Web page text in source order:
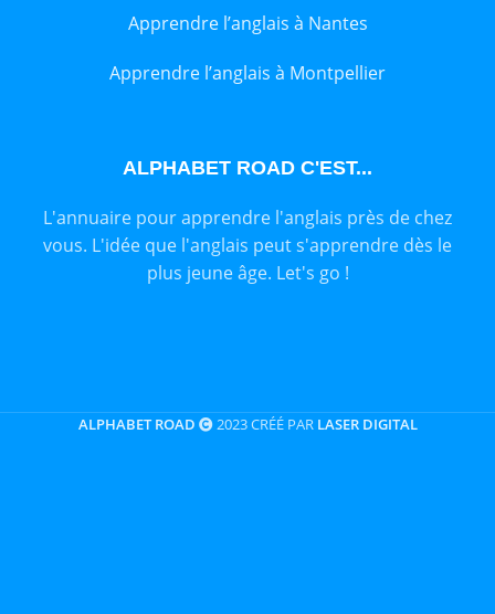
Apprendre l’anglais à Nantes
Apprendre l’anglais à Montpellier
ALPHABET ROAD C'EST...
L'annuaire pour apprendre l'anglais près de chez
vous. L'idée que l'anglais peut s'apprendre dès le
plus jeune âge. Let's go !
ALPHABET ROAD 2023 CRÉÉ PAR LASER DIGITAL